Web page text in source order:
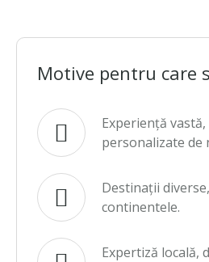
Motive pentru care
Experiență
personalizate de
Destinații
continentele.
Expertiză locală,